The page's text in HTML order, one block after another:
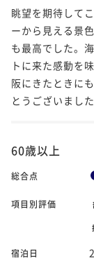
眺望を期待して
ーから見える景
も最高でした。
トに来た感動を
阪にきたときに
とうございました
60歳以上
総合点
項目別評価
宿泊日